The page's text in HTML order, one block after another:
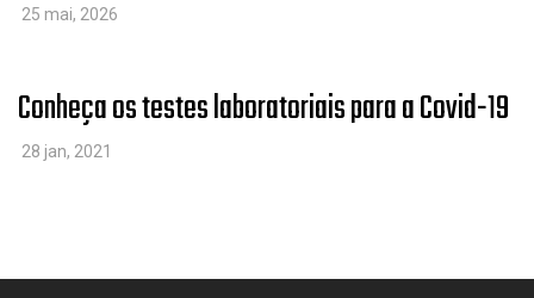
25 mai, 2026
Conheça os testes laboratoriais para a Covid-19
28 jan, 2021